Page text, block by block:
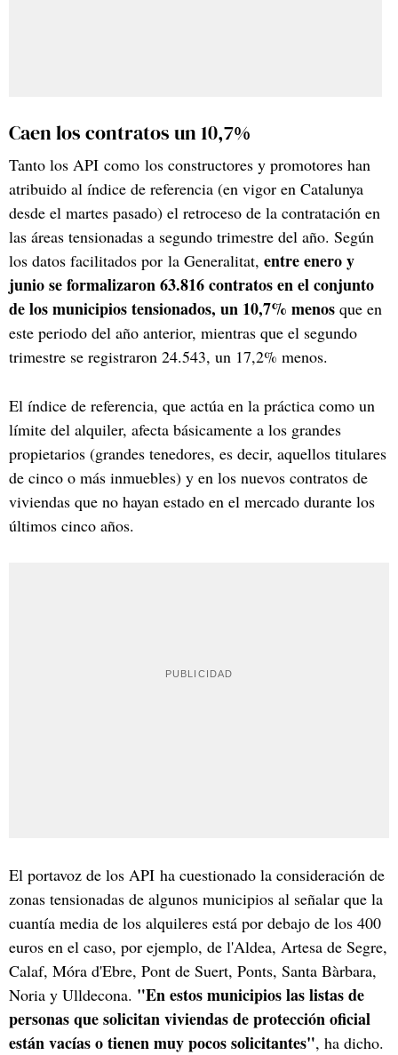
Caen los contratos un 10,7%
Tanto los API como los constructores y promotores han
atribuido al índice de referencia (en vigor en Catalunya
desde el martes pasado) el retroceso de la contratación en
las áreas tensionadas a segundo trimestre del año. Según
los datos facilitados por la Generalitat, entre enero y
junio se formalizaron 63.816 contratos en el conjunto
de los municipios tensionados, un 10,7% menos que en
este periodo del año anterior, mientras que el segundo
trimestre se registraron 24.543, un 17,2% menos.
El índice de referencia, que actúa en la práctica como un
límite del alquiler, afecta básicamente a los grandes
propietarios (grandes tenedores, es decir, aquellos titulares
de cinco o más inmuebles) y en los nuevos contratos de
viviendas que no hayan estado en el mercado durante los
últimos cinco años.
El portavoz de los API ha cuestionado la consideración de
zonas tensionadas de algunos municipios al señalar que la
cuantía media de los alquileres está por debajo de los 400
euros en el caso, por ejemplo, de l'Aldea, Artesa de Segre,
Calaf, Móra d'Ebre, Pont de Suert, Ponts, Santa Bàrbara,
Noria y Ulldecona. "En estos municipios las listas de
personas que solicitan viviendas de protección oficial
están vacías o tienen muy pocos solicitantes", ha dicho.